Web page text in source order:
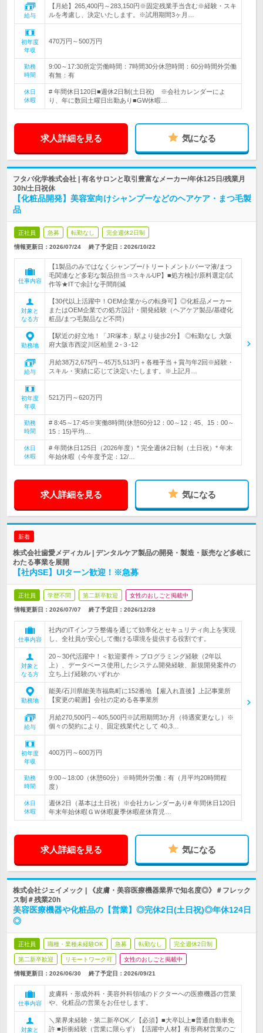
給与
【月給】265,400円～283,150円※固定残業手当含む※経験・スキ
ルを考慮し、決定いたします。※試用期間3ヶ月…
初年度
年収
470万円～500万円
勤務
時間
9:00～17:30所定労働時間：7時間30分休憩時間：60分時間外労働
有無：有
休日
休暇
# 年間休日120日■週休2日制(土日祝) ※会社カレンダーによ
り、年に数回土曜日出勤あり■GW休暇…
求人詳細を見る 気になる
フタバ化学株式会社 | 有名サロンと取引豊富なメーカー/年休125日/残業月
30h/土日祝休
【化粧品開発】美容室向けシャンプーなどのヘアケア・まつ毛製
品
正社員 急募 転勤なし 完全週休2日制
情報更新日：2026/07/24 終了予定日： 2026/10/22
仕事内容
【1製品のみではなくシャンプー/トリートメント/パーマ液/まつ
毛関連など多彩な製品担当⇒スキルUP】■処方検討/原料選定/試
作等★ITで余計な手間削減
対象と
なる方
【30代以上活躍中！OEM企業からの転身可】◎化粧品メーカー
またはOEM企業での処方設計・開発経験（ヘアケア製品/基礎化
粧品/まつ毛製品など不問）
勤務地
【駅近の好立地！「JR塚本」駅より徒歩2分】 ◎転勤なし 大阪
府大阪市西淀川区柏里２-３-12
給与
月給38万2,675円～45万5,513円＋各種手当＋賞与年2回※経験・
スキル・実績に応じて決定いたします。※上記月…
初年度
年収
521万円～620万円
勤務
時間
# 8:45～17:45※実働8時間(休憩60分12：00～12：45、15：00～
15：15)平均…
休日
休暇
# 年間休日125日（2026年度）* 完全週休2日制（土日祝）* 年末
年始休暇（今年度予定：12/…
求人詳細を見る 気になる
新着
株式会社歯愛メディカル | デンタルケア製品の開発・製造・販売など多岐に
わたる事業を展開
【社内SE】UIターン歓迎！※急募
正社員 学歴不問 第二新卒歓迎 女性のおしごと掲載中
情報更新日：2026/07/07 終了予定日： 2026/12/28
仕事内容
社内のITインフラ整備を通じて効率化とセキュリティ向上を実現
し、全社員が安心して働ける環境を提供する役割です。
対象と
なる方
20～30代活躍中！＜歓迎要件＞プログラミング経験（2年以
上）、データベース使用したシステム開発経験、新規開発案件の
立ち上げ経験のいずれか
勤務地
能美/石川県能美市福島町に152番地 【雇入れ直後】上記事業所
【変更の範囲】会社の定める各事業所
給与
月給270,500円～405,500円※試用期間3か月（待遇変更なし）※
個々の契約により、固定残業代として 40,3…
初年度
年収
400万円～600万円
勤務
時間
9:00～18:00（休憩60分）※時間外労働：有（月平均20時間程
度）
休日
休暇
週休2日（基本は土日祝）※会社カレンダーあり# 年間休日120日
年末年始休暇ＧＷ休暇夏季休暇産休育児…
求人詳細を見る 気になる
株式会社ジェイメック | 《皮膚・美容医療機器業界で知名度◎》＃フレック
ス制＃残業20h
美容医療機器や化粧品の【営業】◎完休2日(土日祝)◎年休124日
◎
正社員 職種・業種未経験OK 急募 転勤なし 完全週休2日制
第二新卒歓迎 リモートワーク可 女性のおしごと掲載中
情報更新日：2026/06/30 終了予定日： 2026/09/21
仕事内容
皮膚科・形成外科・美容外科領域のドクターへの医療機器の営業
や、化粧品の営業をお任せします。
対象と
＼業界未経験・第二新卒OK／【必須】■大卒以上■普通自動車免
許 ■折衝経験（営業に限らず）【活躍中人材】有形商材営業のご